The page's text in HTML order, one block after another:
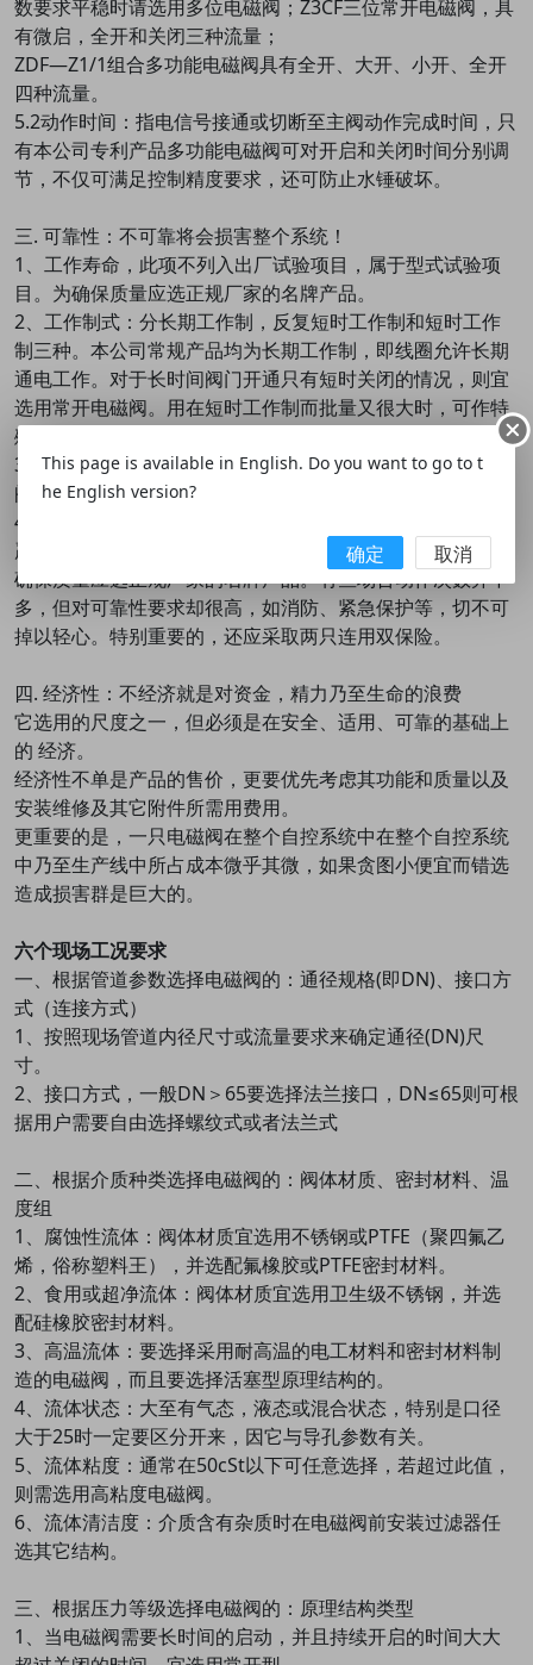
数要求平稳时请选用多位电磁阀；Z3CF三位常开电磁阀，具
有微启，全开和关闭三种流量；
ZDF—Z1/1组合多功能电磁阀具有全开、大开、小开、全开
四种流量。
5.2动作时间：指电信号接通或切断至主阀动作完成时间，只
有本公司专利产品多功能电磁阀可对开启和关闭时间分别调
节，不仅可满足控制精度要求，还可防止水锤破坏。
三. 可靠性：不可靠将会损害整个系统！
1、工作寿命，此项不列入出厂试验项目，属于型式试验项
目。为确保质量应选正规厂家的名牌产品。
2、工作制式：分长期工作制，反复短时工作制和短时工作
制三种。本公司常规产品均为长期工作制，即线圈允许长期
通电工作。对于长时间阀门开通只有短时关闭的情况，则宜
选用常开电磁阀。用在短时工作制而批量又很大时，可作特
殊订货以降低功耗。
3、工作频率：动作频率要求高时，结构应优选直动式电磁
阀，电源听优选交流。
4、动作可靠性
严格地来说此项试验尚未正式列入我国电磁阀专业标准，为
确保质量应选正规厂家的名牌产品。有些场合动作次数并不
多，但对可靠性要求却很高，如消防、紧急保护等，切不可
掉以轻心。特别重要的，还应采取两只连用双保险。
四. 经济性：不经济就是对资金，精力乃至生命的浪费
它选用的尺度之一，但必须是在安全、适用、可靠的基础上
的 经济。
经济性不单是产品的售价，更要优先考虑其功能和质量以及
安装维修及其它附件所需用费用。
更重要的是，一只电磁阀在整个自控系统中在整个自控系统
中乃至生产线中所占成本微乎其微，如果贪图小便宜而错选
造成损害群是巨大的。
六个现场工况要求
一、根据管道参数选择电磁阀的：通径规格(即DN)、接口方
式（连接方式）
1、按照现场管道内径尺寸或流量要求来确定通径(DN)尺
寸。
2、接口方式，一般DN＞65要选择法兰接口，DN≤65则可根
据用户需要自由选择螺纹式或者法兰式
二、根据介质种类选择电磁阀的：阀体材质、密封材料、温
度组
1、腐蚀性流体：阀体材质宜选用不锈钢或PTFE（聚四氟乙
烯，俗称塑料王），并选配氟橡胶或PTFE密封材料。
2、食用或超净流体：阀体材质宜选用卫生级不锈钢，并选
配硅橡胶密封材料。
3、高温流体：要选择采用耐高温的电工材料和密封材料制
造的电磁阀，而且要选择活塞型原理结构的。
4、流体状态：大至有气态，液态或混合状态，特别是口径
大于25时一定要区分开来，因它与导孔参数有关。
5、流体粘度：通常在50cSt以下可任意选择，若超过此值，
则需选用高粘度电磁阀。
6、流体清洁度：介质含有杂质时在电磁阀前安装过滤器任
选其它结构。
三、根据压力等级选择电磁阀的：原理结构类型
1、当电磁阀需要长时间的启动，并且持续开启的时间大大
This page is available in English. Do you want to go to t
he English version?
确定 取消